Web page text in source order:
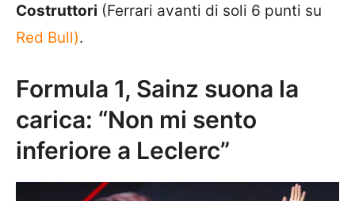
Costruttori (Ferrari avanti di soli 6 punti su
Red Bull).
Formula 1, Sainz suona la
carica: “Non mi sento
inferiore a Leclerc”